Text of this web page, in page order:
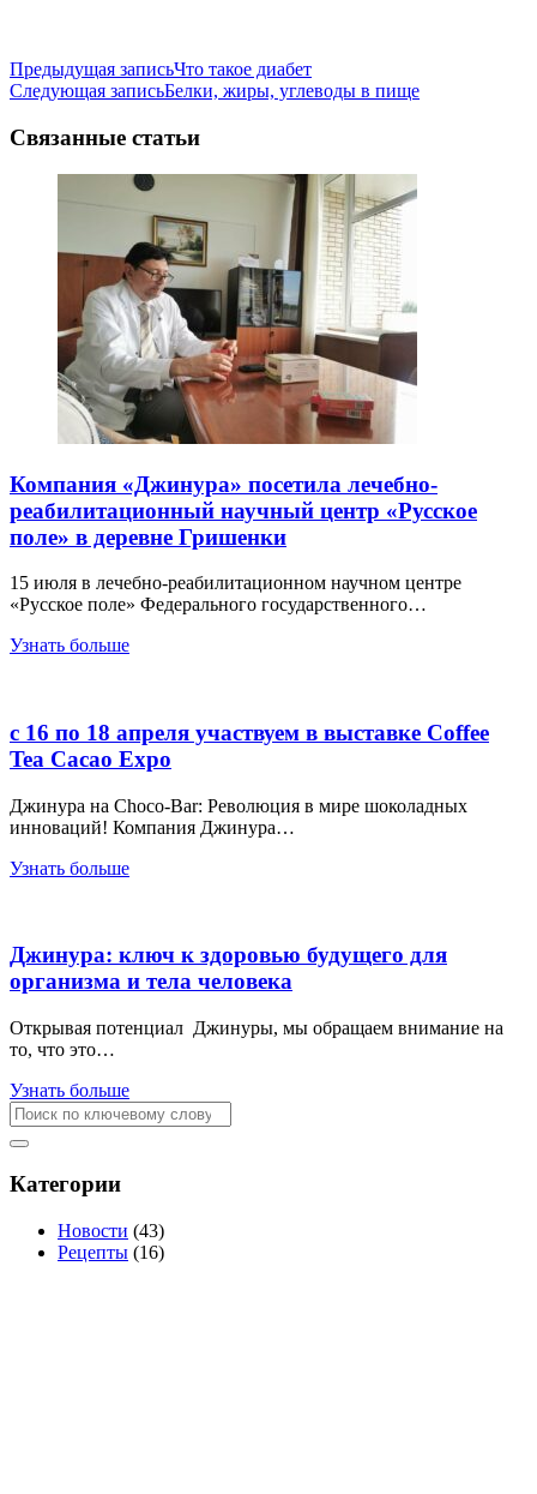
Предыдущая записьЧто такое диабет
Следующая записьБелки, жиры, углеводы в пище
Связанные статьи
Компания «Джинура» посетила лечебно-
реабилитационный научный центр «Русское
поле» в деревне Гришенки
15 июля в лечебно-реабилитационном научном центре
«Русское поле» Федерального государственного…
Узнать больше
с 16 по 18 апреля участвуем в выставке Coffee
Tea Cacao Expo
Джинура на Choco-Bar: Революция в мире шоколадных
инноваций! Компания Джинура…
Узнать больше
Джинура: ключ к здоровью будущего для
организма и тела человека
Открывая потенциал Джинуры, мы обращаем внимание на
то, что это…
Узнать больше
Категории
Новости (43)
Рецепты (16)